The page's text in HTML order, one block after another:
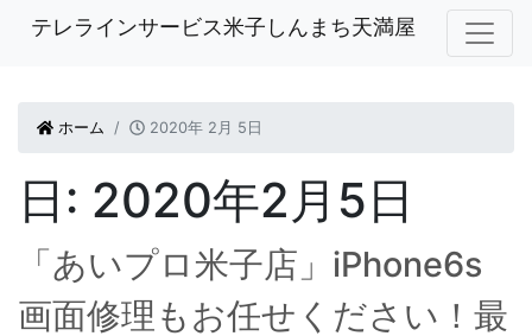
テレラインサービス米子しんまち天満屋
ホーム 2020年 2月 5日
日: 2020年2月5日
「あいプロ米子店」iPhone6s
画面修理もお任せください！最